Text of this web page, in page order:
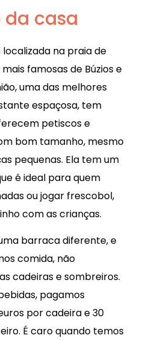
da casa
na praia de
famosas de Búzios e
uma das melhores
espaçosa, tem
petiscos e
bom tamanho, mesmo
pequenas. Ela tem um
é ideal para quem
ou jogar frescobol,
com as crianças.
barraca diferente, e
comida, não
cadeiras e sombreiros.
pagamos
por cadeira e 30
É caro quando temos